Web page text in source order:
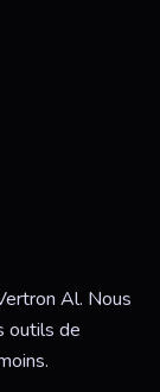
Al. Nous
outils de